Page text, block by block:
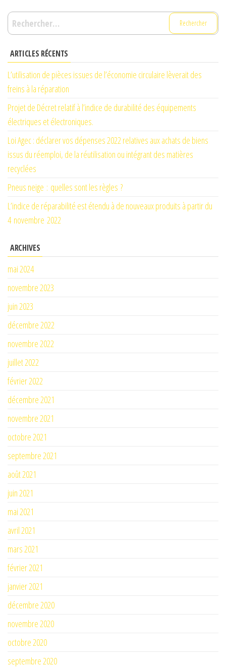
Rechercher :
ARTICLES RÉCENTS
L’utilisation de pièces issues de l’économie circulaire lèverait des
freins à la réparation
Projet de Décret relatif à l’indice de durabilité des équipements
électriques et électroniques.
Loi Agec : déclarer vos dépenses 2022 relatives aux achats de biens
issus du réemploi, de la réutilisation ou intégrant des matières
recyclées
Pneus neige : quelles sont les règles ?
L’indice de réparabilité est étendu à de nouveaux produits à partir du
4 novembre 2022
ARCHIVES
mai 2024
novembre 2023
juin 2023
décembre 2022
novembre 2022
juillet 2022
février 2022
décembre 2021
novembre 2021
octobre 2021
septembre 2021
août 2021
juin 2021
mai 2021
avril 2021
mars 2021
février 2021
janvier 2021
décembre 2020
novembre 2020
octobre 2020
septembre 2020